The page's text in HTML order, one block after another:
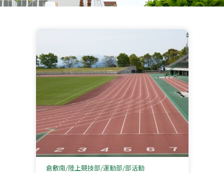
倉敷南 陸上競技部 運動部 部活動